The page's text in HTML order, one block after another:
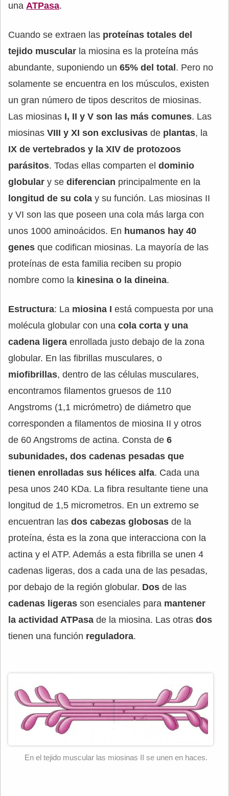
una ATPasa.
Cuando se extraen las proteínas totales del
tejido muscular la miosina es la proteína más
abundante, suponiendo un 65% del total . Pero no
solamente se encuentra en los músculos, existen
un gran número de tipos descritos de miosinas.
Las miosinas I, II y V son las más comunes. Las
miosinas VIII y XI son exclusivas de plantas, la
IX de vertebrados y la XIV de protozoos
parásitos. Todas ellas comparten el dominio
globular y se diferencian principalmente en la
longitud de su cola y su función. Las miosinas II
y VI son las que poseen una cola más larga con
unos 1000 aminoácidos. En humanos hay 40
genes que codifican miosinas. La mayoría de las
proteínas de esta familia reciben su propio
nombre como la kinesina o la dineina.
Estructura: La miosina I está compuesta por una
molécula globular con una cola corta y una
cadena ligera enrollada justo debajo de la zona
globular. En las fibrillas musculares, o
miofibrillas, dentro de las células musculares,
encontramos filamentos gruesos de 110
Angstroms (1,1 micrómetro) de diámetro que
corresponden a filamentos de miosina II y otros
de 60 Angstroms de actina. Consta de 6
subunidades, dos cadenas pesadas que
tienen enrolladas sus hélices alfa. Cada una
pesa unos 240 KDa. La fibra resultante tiene una
longitud de 1,5 micrometros. En un extremo se
encuentran las dos cabezas globosas de la
proteína, ésta es la zona que interacciona con la
actina y el ATP. Además a esta fibrilla se unen 4
cadenas ligeras, dos a cada una de las pesadas,
por debajo de la región globular. Dos de las
cadenas ligeras son esenciales para mantener
la actividad ATPasa de la miosina. Las otras dos
tienen una función reguladora.
En el tejido muscular las miosinas II se unen en haces.